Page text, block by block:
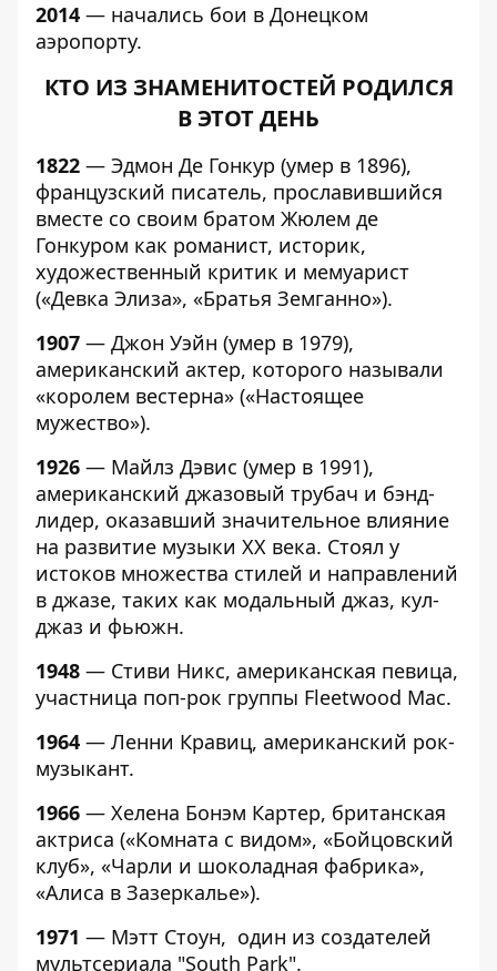
2014 — начались бои в Донецком
аэропорту.
КТО ИЗ ЗНАМЕНИТОСТЕЙ РОДИЛСЯ
В ЭТОТ ДЕНЬ
1822 — Эдмон Де Гонкур (умер в 1896),
французский писатель, прославившийся
вместе со своим братом Жюлем де
Гонкуром как романист, историк,
художественный критик и мемуарист
(«Девка Элиза», «Братья Земганно»).
1907 — Джон Уэйн (умер в 1979),
американский актер, которого называли
«королем вестерна» («Настоящее
мужество»).
1926 — Майлз Дэвис (умер в 1991),
американский джазовый трубач и бэнд-
лидер, оказавший значительное влияние
на развитие музыки XX века. Стоял у
истоков множества стилей и направлений
в джазе, таких как модальный джаз, кул-
джаз и фьюжн.
1948 — Стиви Никс, американская певица,
участница поп-рок группы Fleetwood Mac.
1964 — Ленни Кравиц, американский рок-
музыкант.
1966 — Хелена Бонэм Картер, британская
актриса («Комната с видом», «Бойцовский
клуб», «Чарли и шоколадная фабрика»,
«Алиса в Зазеркалье»).
1971 — Мэтт Стоун, один из создателей
мультсериала "South Park".